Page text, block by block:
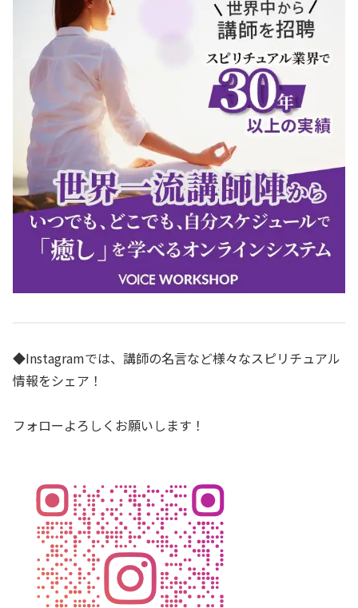
◆Instagramでは、講師の名言など様々なスピリチュアル
情報をシェア！
フォローよろしくお願いします！